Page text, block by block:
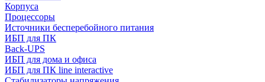
Корпуса
Процессоры
Источники бесперебойного питания
ИБП для ПК
Back-UPS
ИБП для дома и офиса
ИБП для ПК linе interactive